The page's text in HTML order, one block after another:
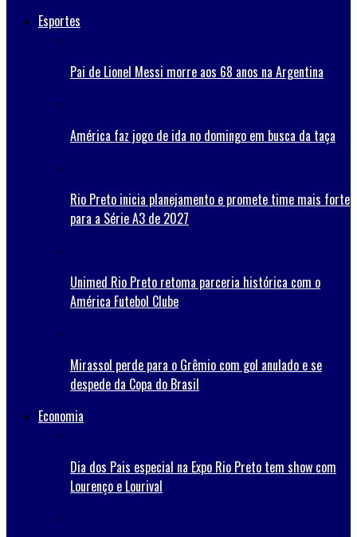
Esportes
Pai de Lionel Messi morre aos 68 anos na Argentina
América faz jogo de ida no domingo em busca da taça
Rio Preto inicia planejamento e promete time mais forte
para a Série A3 de 2027
Unimed Rio Preto retoma parceria histórica com o
América Futebol Clube
Mirassol perde para o Grêmio com gol anulado e se
despede da Copa do Brasil
Economia
Dia dos Pais especial na Expo Rio Preto tem show com
Lourenço e Lourival